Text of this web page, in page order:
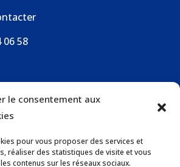
le consentement aux
pour vous proposer des services et
réaliser des statistiques de visite et vous
contenus sur les réseaux sociaux.
06 58
DES DÉCHETS